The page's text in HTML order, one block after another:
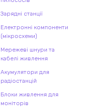
Зарядні станції
Електронні компоненти
(мікросхеми)
Мережеві шнури та
кабелі живлення
Акумулятори для
радіостанцій
Блоки живлення для
моніторів